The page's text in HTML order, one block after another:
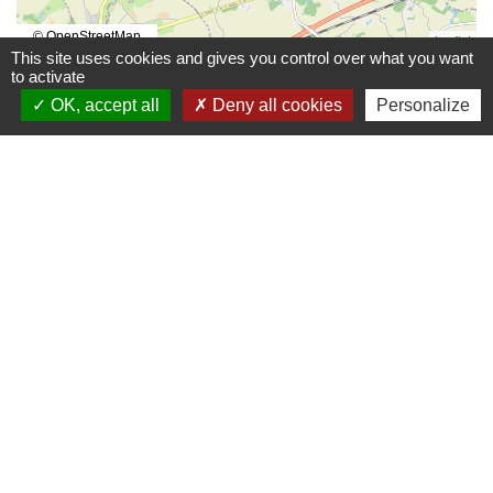
Leaflet
© OpenStreetMap
This site uses cookies and gives you control over what you want
to activate
OK, accept all
Deny all cookies Personalize